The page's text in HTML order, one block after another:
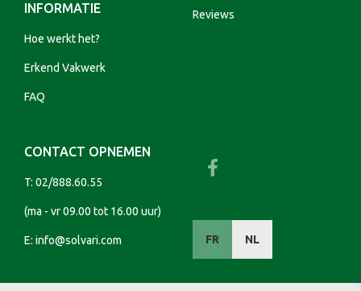
INFORMATIE
Hoe werkt het?
Erkend Vakwerk
FAQ
Reviews
CONTACT OPNEMEN
T: 02/888.60.55
(ma - vr 09.00 tot 16.00 uur)
E: info@solvari.com FR NL